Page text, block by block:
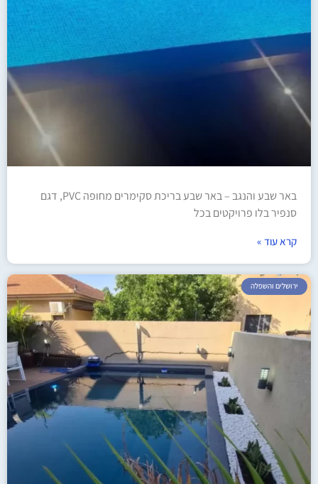
באר שבע והנגב – באר שבע בריכת סקימרים מחופה PVC, דגם
סנפיר בלו פרויקטים בכל
קרא עוד »
ירושלים והשפלה